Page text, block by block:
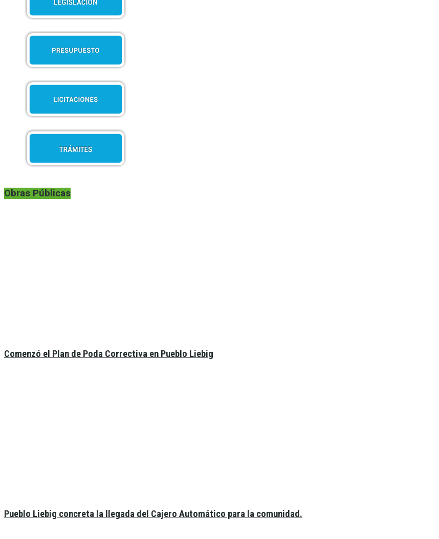
Obras Públicas
Comenzó el Plan de Poda Correctiva en Pueblo Liebig
Pueblo Liebig concreta la llegada del Cajero Automático para la comunidad.